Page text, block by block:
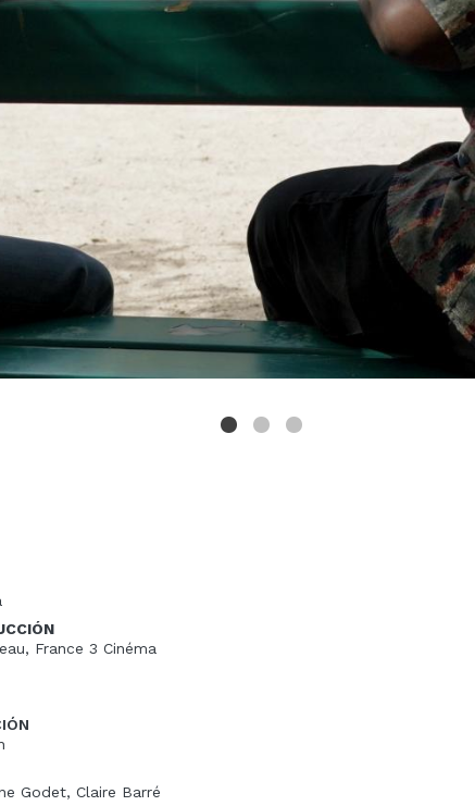
France 3 Cinéma
Godet, Claire Barré